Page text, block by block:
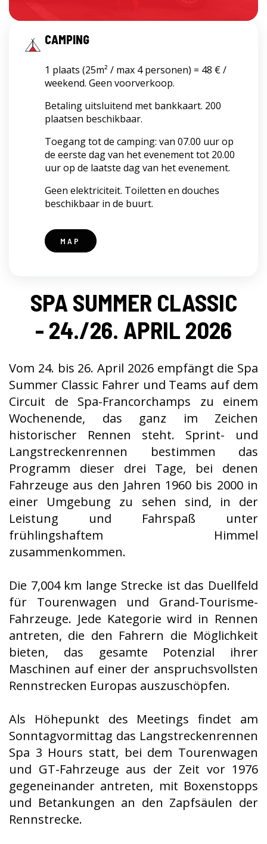
CAMPING
1 plaats (25m² / max 4 personen) = 48 € /
weekend. Geen voorverkoop.
Betaling uitsluitend met bankkaart. 200
plaatsen beschikbaar.
Toegang tot de camping: van 07.00 uur op
de eerste dag van het evenement tot 20.00
uur op de laatste dag van het evenement.
Geen elektriciteit. Toiletten en douches
beschikbaar in de buurt.
MAP
SPA SUMMER CLASSIC
- 24./26. APRIL 2026
Vom 24. bis 26. April 2026 empfängt die Spa
Summer Classic Fahrer und Teams auf dem
Circuit de Spa-Francorchamps zu einem
Wochenende, das ganz im Zeichen
historischer Rennen steht. Sprint- und
Langstreckenrennen bestimmen das
Programm dieser drei Tage, bei denen
Fahrzeuge aus den Jahren 1960 bis 2000 in
einer Umgebung zu sehen sind, in der
Leistung und Fahrspaß unter
frühlingshaftem Himmel
zusammenkommen.
Die 7,004 km lange Strecke ist das Duellfeld
für Tourenwagen und Grand-Tourisme-
Fahrzeuge. Jede Kategorie wird in Rennen
antreten, die den Fahrern die Möglichkeit
bieten, das gesamte Potenzial ihrer
Maschinen auf einer der anspruchsvollsten
Rennstrecken Europas auszuschöpfen.
Als Höhepunkt des Meetings findet am
Sonntagvormittag das Langstreckenrennen
Spa 3 Hours statt, bei dem Tourenwagen
und GT-Fahrzeuge aus der Zeit vor 1976
gegeneinander antreten, mit Boxenstopps
und Betankungen an den Zapfsäulen der
Rennstrecke.